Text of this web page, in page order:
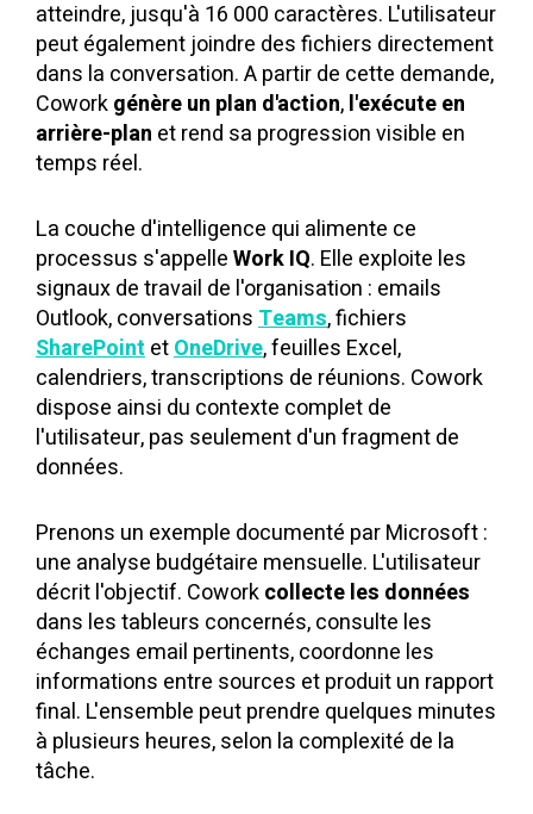
atteindre, jusqu'à 16 000 caractères. L'utilisateur
peut également joindre des fichiers directement
dans la conversation. A partir de cette demande,
Coworkgénère un plan d'action,l'exécute en
arrière-plan et rend sa progression visible en
temps réel.
La couche d'intelligence qui alimente ce
processus s'appelleWork IQ. Elle exploite les
signaux de travail de l'organisation : emails
Outlook, conversationsTeams, fichiers
SharePointetOneDrive, feuilles Excel,
calendriers, transcriptions de réunions. Cowork
dispose ainsi du contexte complet de
l'utilisateur, pas seulement d'un fragment de
données.
Prenons un exemple documenté par Microsoft :
une analyse budgétaire mensuelle. L'utilisateur
décrit l'objectif. Coworkcollecte les données
dans les tableurs concernés, consulte les
échanges email pertinents, coordonne les
informations entre sources et produit un rapport
final. L'ensemble peut prendre quelques minutes
à plusieurs heures, selon la complexité de la
tâche.